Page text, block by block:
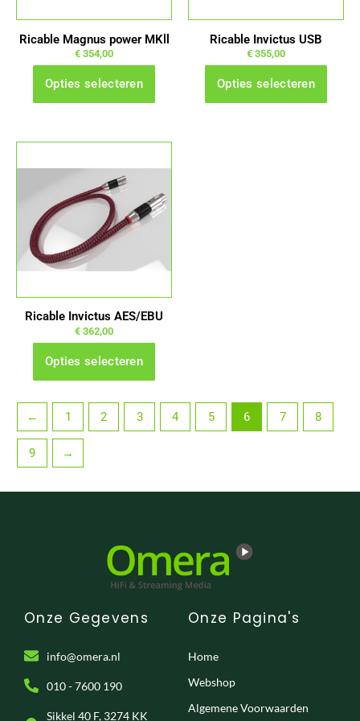
Ricable Magnus power MKll
€ 354,00
Opties selecteren
worden
op
de
productpagina
Ricable Invictus USB
€ 355,00
Opties selecteren
worden
op
de
productpagina
Ricable Invictus AES/EBU
€ 362,00
Opties selecteren
product
heeft
meerdere
variaties.
Deze
worden
op
de
productpagina
← 1 2 3 4 5 6 7 8
9 →
Onze Gegevens
info@omera.nl
010 - 7600 190
Sikkel 40 F, 3274 KK
Onze Pagina's
Home
Webshop
Algemene Voorwaarden